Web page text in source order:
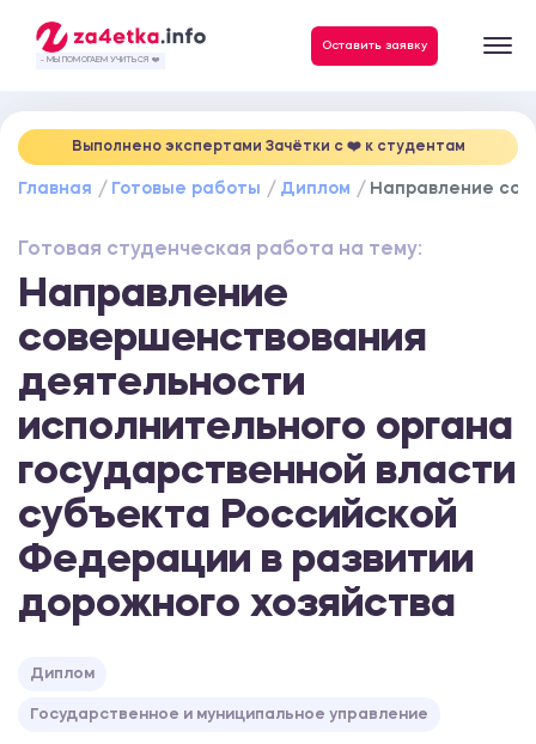
- МЫ ПОМОГАЕМ УЧИТЬСЯ ❤️
Оставить заявку
Выполнено экспертами Зачётки c ❤️ к студентам
Главная Готовые работы Диплом Направление
Готовая студенческая работа на тему:
Направление
совершенствования
деятельности
исполнительного органа
государственной власти
субъекта Российской
Федерации в развитии
дорожного хозяйства
Диплом
Государственное и муниципальное управление